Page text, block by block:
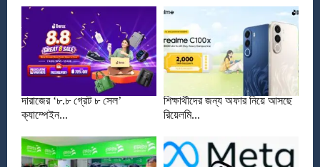
দারাজের ‘৮.৮ গ্রেট ৮ সেল’
ক্যাম্পেইন...
শিক্ষার্থীদের জন্য অফার নিয়ে আসছে
রিয়েলমি...